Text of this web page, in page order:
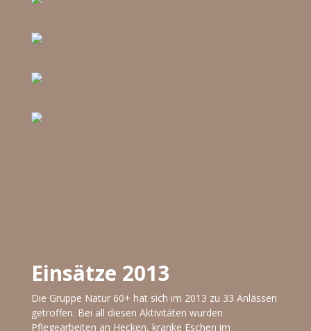
Einsätze 2013
Die Gruppe Natur 60+ hat sich im 2013 zu 33 Anlässen
getroffen. Bei all diesen Aktivitäten wurden
Pflegearbeiten an Hecken, kranke Eschen im